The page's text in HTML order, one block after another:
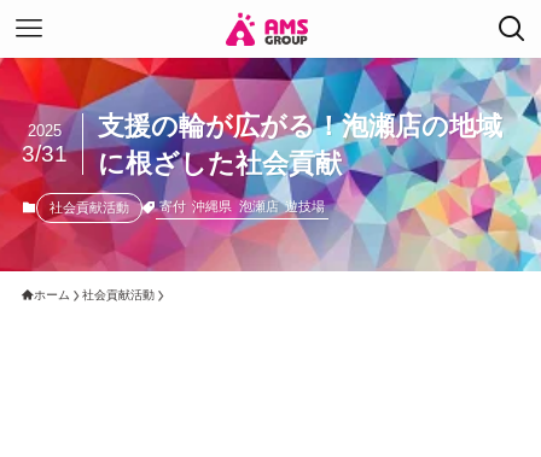
支援の輪が広がる！泡瀬店の地域
に根ざした社会貢献
2025
3/31
社会貢献活動 寄付 沖縄県 泡瀬店 遊技場
ホーム 社会貢献活動